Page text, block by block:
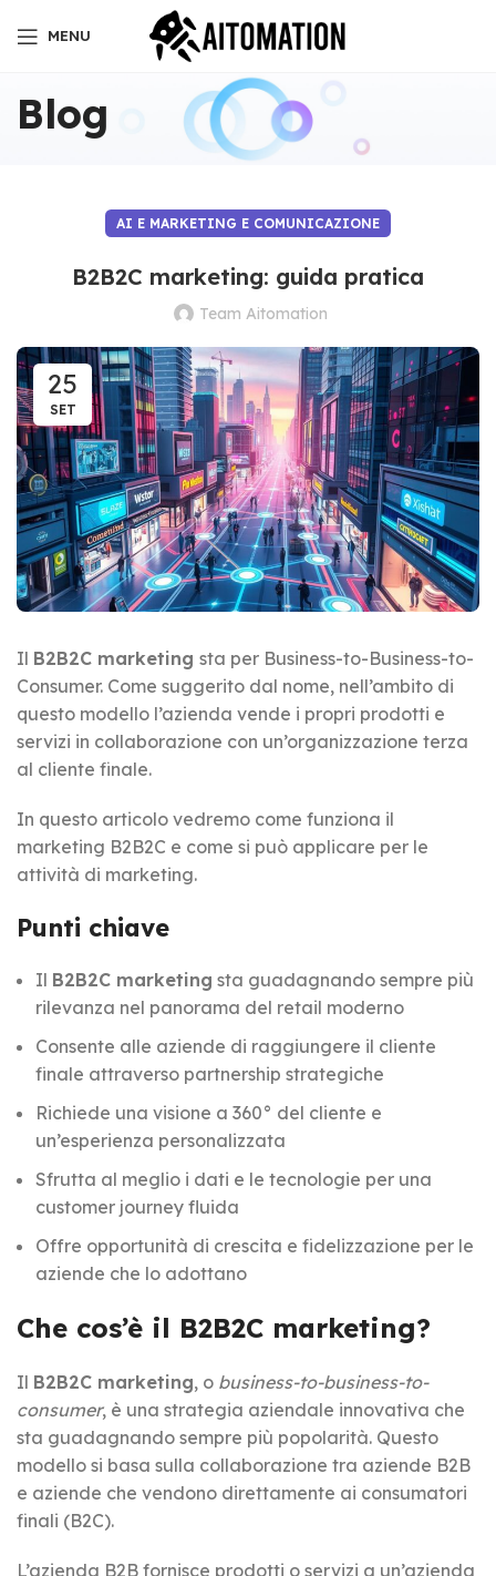
MENU
Blog
AI E MARKETING E COMUNICAZIONE
B2B2C marketing: guida pratica
Team Aitomation
25
SET
Il B2B2C marketing sta per Business-to-Business-to-
Consumer. Come suggerito dal nome, nell’ambito di
questo modello l’azienda vende i propri prodotti e
servizi in collaborazione con un’organizzazione terza
al cliente finale.
In questo articolo vedremo come funziona il
marketing B2B2C e come si può applicare per le
attività di marketing.
Punti chiave
Il B2B2C marketing sta guadagnando sempre più
rilevanza nel panorama del retail moderno
Consente alle aziende di raggiungere il cliente
finale attraverso partnership strategiche
Richiede una visione a 360° del cliente e
un’esperienza personalizzata
Sfrutta al meglio i dati e le tecnologie per una
customer journey fluida
Offre opportunità di crescita e fidelizzazione per le
aziende che lo adottano
Che cos’è il B2B2C marketing?
Il B2B2C marketing, o business-to-business-to-
consumer, è una strategia aziendale innovativa che
sta guadagnando sempre più popolarità. Questo
modello si basa sulla collaborazione tra aziende B2B
e aziende che vendono direttamente ai consumatori
finali (B2C).
L’azienda B2B fornisce prodotti o servizi a un’azienda